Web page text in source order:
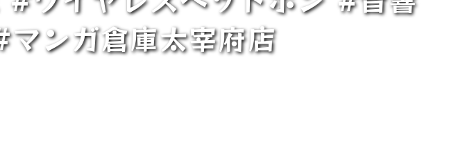
ンガ倉庫太宰府店